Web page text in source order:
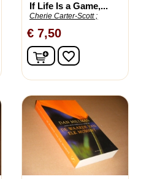
If Life Is a Game,...
Cherie Carter-Scott ;
€ 7,50
In winkelwagen
favorite_border